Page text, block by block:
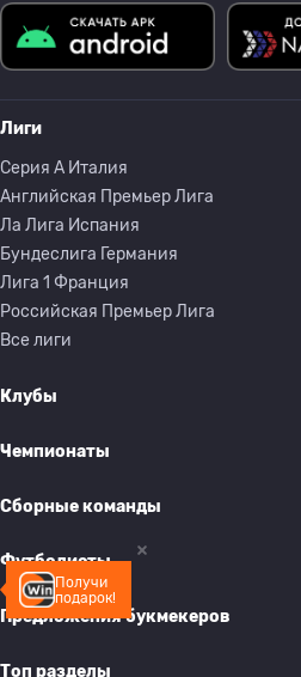
Получи
подарок!
Лиги
Серия A Италия
Английская Премьер Лига
Ла Лига Испания
Бундеслига Германия
Лига 1 Франция
Российская Премьер Лига
Все лиги
Клубы
Чемпионаты
Сборные команды
Футболисты
Предложения букмекеров
Топ разделы